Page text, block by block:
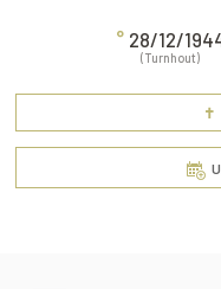
° 28/12/
(Turnhout)
✝